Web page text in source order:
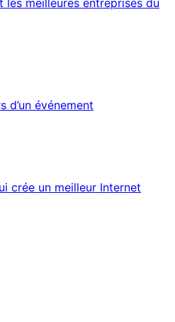
d’un événement
crée un meilleur Internet